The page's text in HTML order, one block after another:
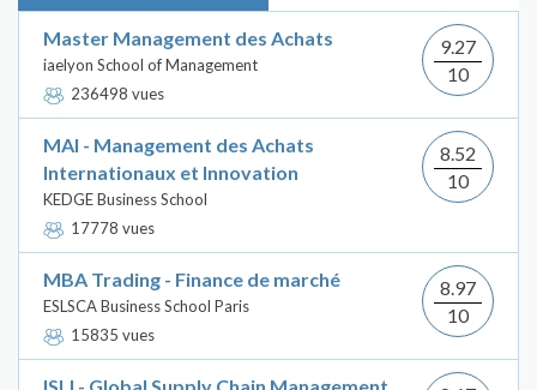
Master Management des Achats
iaelyon School of Management
236498 vues
9.27
10
MAI - Management des Achats
Internationaux et Innovation
KEDGE Business School
17778 vues
8.52
10
MBA Trading - Finance de marché
ESLSCA Business School Paris
15835 vues
8.97
10